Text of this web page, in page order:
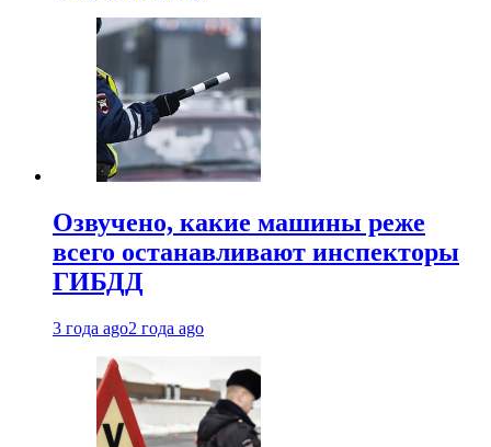
Озвучено, какие машины реже
всего останавливают инспекторы
ГИБДД
3 года ago2 года ago